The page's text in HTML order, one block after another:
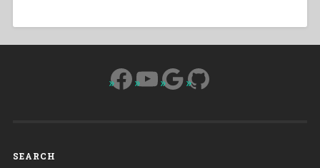
Facebook
YouTube
Google
GitHub
SEARCH